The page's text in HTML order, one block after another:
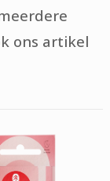
ons artikel